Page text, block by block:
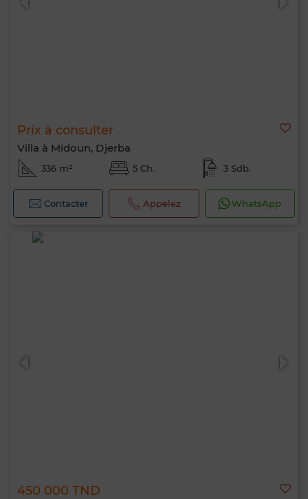
Prix à consulter
Villa à Midoun, Djerba
336 m² 5 Ch. 3 Sdb.
Contacter Appelez WhatsApp
450 000 TND